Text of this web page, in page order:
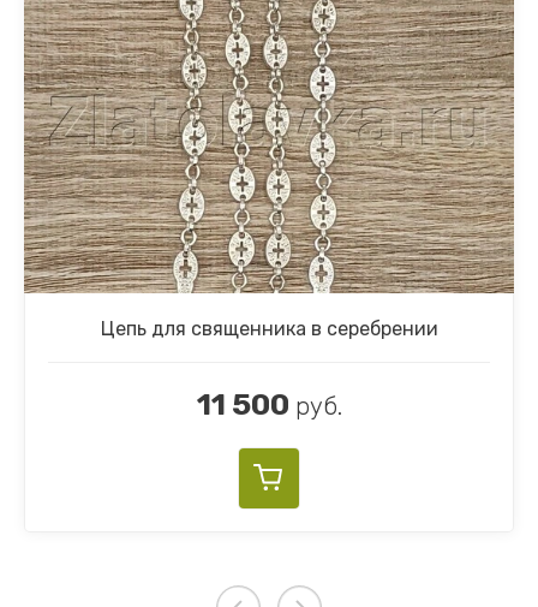
Цепь для священника в серебрении
11 500 руб.